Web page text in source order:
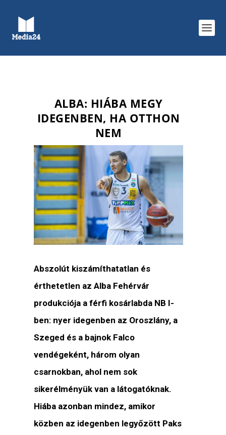
ALBA: HIÁBA MEGY
IDEGENBEN, HA OTTHON
NEM
Abszolút kiszámíthatatlan és
érthetetlen az Alba Fehérvár
produkciója a férfi kosárlabda NB I-
ben: nyer idegenben az Oroszlány, a
Szeged és a bajnok Falco
vendégeként, három olyan
csarnokban, ahol nem sok
sikerélményük van a látogatóknak.
Hiába azonban mindez, amikor
közben az idegenben legyőzött Paks